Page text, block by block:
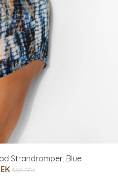
Strandromper, Blue
360 SEK